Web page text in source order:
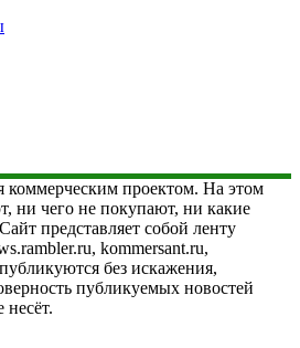
коммерческим проектом. На этом
ни чего не покупают, ни какие
представляет собой ленту
kommersant.ru,
без искажения,
публикуемых новостей